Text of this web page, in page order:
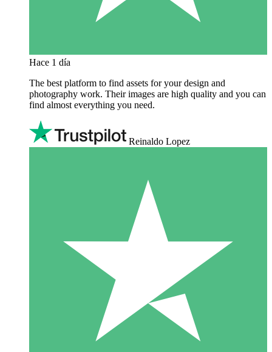
Hace 1 día
The best platform to find assets for your design and
photography work. Their images are high quality and you can
find almost everything you need.
Reinaldo Lopez